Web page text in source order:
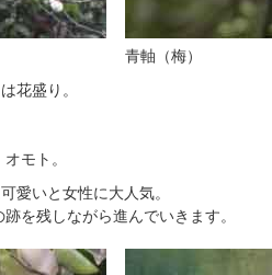
青軸（梅）
花盛り。
モト。
愛いと女性に大人気。
を残しながら進んでいきます。